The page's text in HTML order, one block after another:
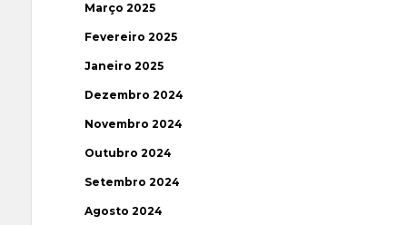
Março 2025
Fevereiro 2025
Janeiro 2025
Dezembro 2024
Novembro 2024
Outubro 2024
Setembro 2024
Agosto 2024